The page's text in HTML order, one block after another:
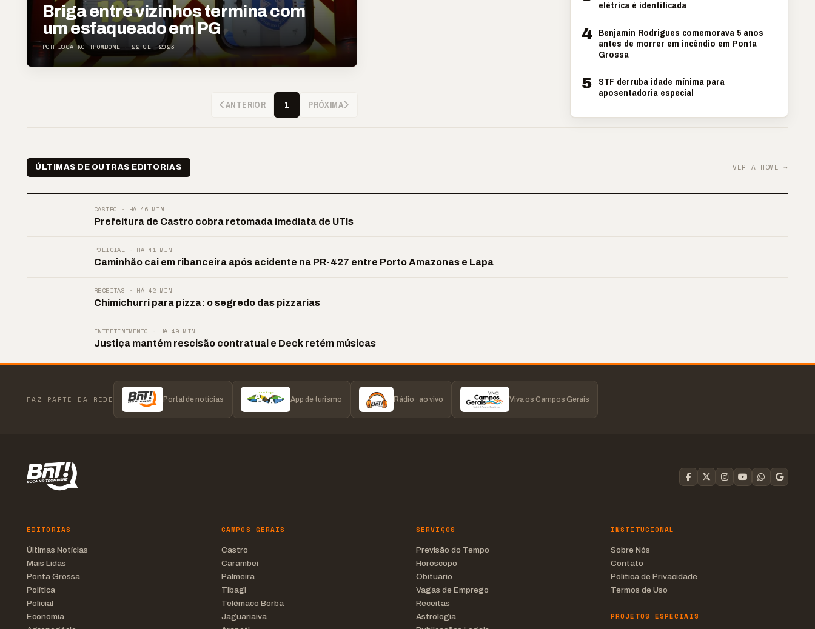
Briga entre vizinhos termina com
um esfaqueado em PG
POR BOCA NO TROMBONE · 22 SET 2023
ANTERIOR 1 PRÓXIMA
elétrica é identificada
4 Benjamin Rodrigues comemorava 5 anos
antes de morrer em incêndio em Ponta
Grossa
5 STF derruba idade mínima para
aposentadoria especial
ÚLTIMAS DE OUTRAS EDITORIAS VER A HOME →
CASTRO · HÁ 16 MIN
Prefeitura de Castro cobra retomada imediata de UTIs
POLICIAL · HÁ 41 MIN
Caminhão cai em ribanceira após acidente na PR-427 entre Porto Amazonas e Lapa
RECEITAS · HÁ 42 MIN
Chimichurri para pizza: o segredo das pizzarias
ENTRETENIMENTO · HÁ 49 MIN
Justiça mantém rescisão contratual e Deck retém músicas
FAZ PARTE DA REDE Portal de notícias App de turismo Rádio · ao vivo Viva os Campos Gerais
EDITORIAS
Últimas Notícias
Mais Lidas
Ponta Grossa
Política
Policial
Economia
CAMPOS GERAIS
Castro
Carambeí
Palmeira
Tibagi
Telêmaco Borba
Jaguariaíva
SERVIÇOS
Previsão do Tempo
Horóscopo
Obituário
Vagas de Emprego
Receitas
Astrologia
INSTITUCIONAL
Sobre Nós
Contato
Política de Privacidade
Termos de Uso
PROJETOS ESPECIAIS